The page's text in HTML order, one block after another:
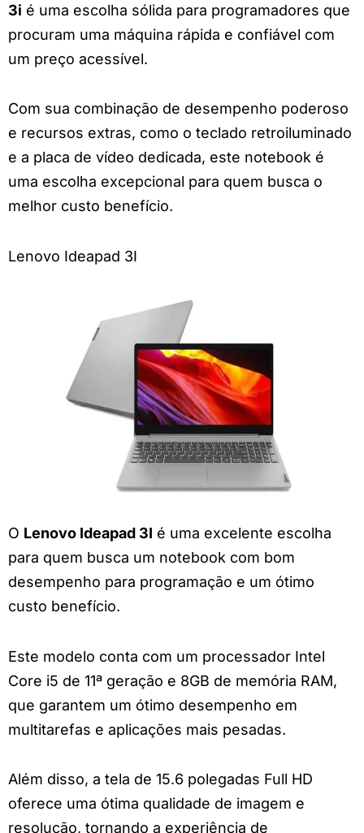
3i é uma escolha sólida para programadores que
procuram uma máquina rápida e confiável com
um preço acessível.
Com sua combinação de desempenho poderoso
e recursos extras, como o teclado retroiluminado
e a placa de vídeo dedicada, este notebook é
uma escolha excepcional para quem busca o
melhor custo benefício.
Lenovo Ideapad 3I
O Lenovo Ideapad 3I é uma excelente escolha
para quem busca um notebook com bom
desempenho para programação e um ótimo
custo benefício.
Este modelo conta com um processador Intel
Core i5 de 11ª geração e 8GB de memória RAM,
que garantem um ótimo desempenho em
multitarefas e aplicações mais pesadas.
Além disso, a tela de 15.6 polegadas Full HD
oferece uma ótima qualidade de imagem e
resolução, tornando a experiência de